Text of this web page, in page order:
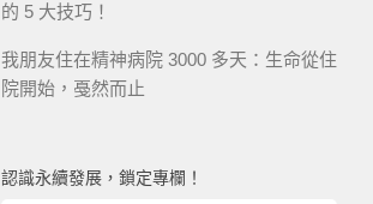
的 5 大技巧！
我朋友住在精神病院 3000 多天：生命從住
院開始，戞然而止
認識永續發展，鎖定專欄！